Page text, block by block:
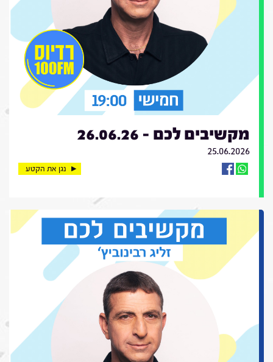
מקשיבים לכם - 26.06.26
25.06.2026
נגן את הקטע